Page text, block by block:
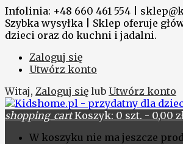
Infolinia: +48 660 461 554 |
Szybka wysyłka | Sklep oferuje
dzieci oraz do kuchni i jadalni.
Zaloguj się
Utwórz konto
Witaj, Zaloguj się lub Utwórz konto
shopping_cart Koszyk: 0 szt. - 0,00
W koszyku nie ma jeszcze